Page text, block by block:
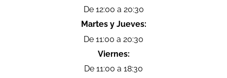
De 12:00 a 20:30
Martes y Jueves:
De 11:00 a 20:30
Viernes:
De 11:00 a 18:30